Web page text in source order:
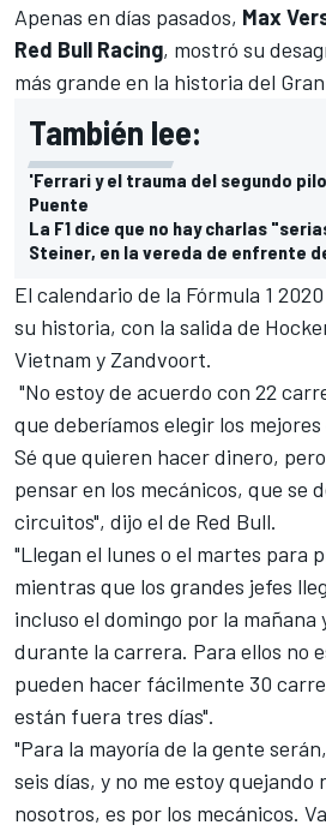
Apenas en días pasados, Max
Red Bull Racing, mostró su
más grande en la historia del
También lee:
'Ferrari y el trauma del segundo
Puente
La F1 dice que no hay charlas
Steiner, en la vereda de enfrente
El calendario de la Fórmula 1
su historia, con la salida de
Vietnam y Zandvoort.
"No estoy de acuerdo con 22
que deberíamos elegir los
Sé que quieren hacer dinero,
pensar en los mecánicos, que se
circuitos", dijo el de Red Bull.
"Llegan el lunes o el martes para
mientras que los grandes jefes
incluso el domingo por la mañana
durante la carrera. Para ellos no
pueden hacer fácilmente 30
están fuera tres días".
"Para la mayoría de la gente
seis días, y no me estoy quejando
nosotros, es por los mecánicos.